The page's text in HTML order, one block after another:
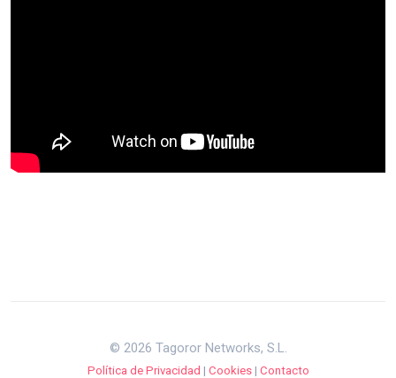
© 2026 Tagoror Networks, S.L.
Política de Privacidad | Cookies| Contacto